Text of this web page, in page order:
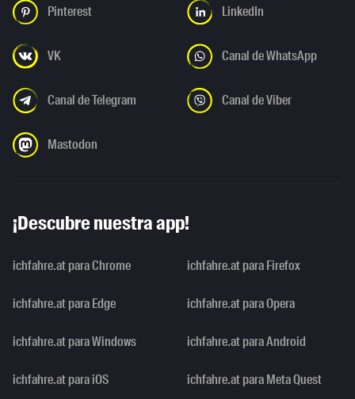
Pinterest LinkedIn
VK Canal de WhatsApp
Canal de Telegram Canal de Viber
Mastodon
¡Descubre nuestra app!
ichfahre.at para Chrome ichfahre.at para Firefox
ichfahre.at para Edge ichfahre.at para Opera
ichfahre.at para Windows ichfahre.at para Android
ichfahre.at para iOS ichfahre.at para Meta Quest